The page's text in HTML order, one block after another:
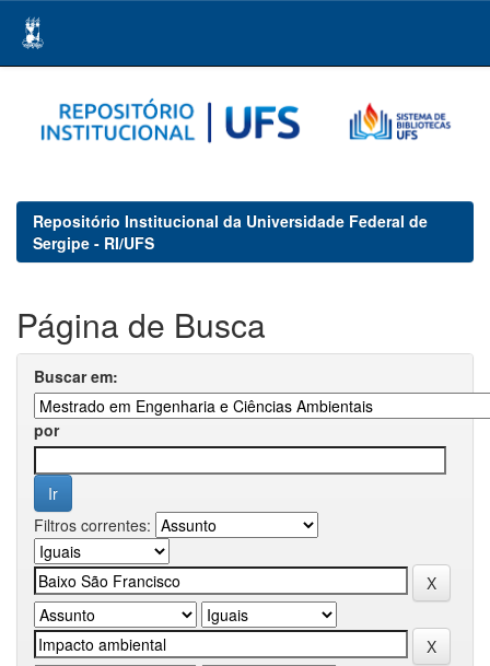
navigation
Repositório Institucional da Universidade Federal de
Sergipe - RI/UFS
Página de Busca
Buscar em:
por
Filtros correntes: